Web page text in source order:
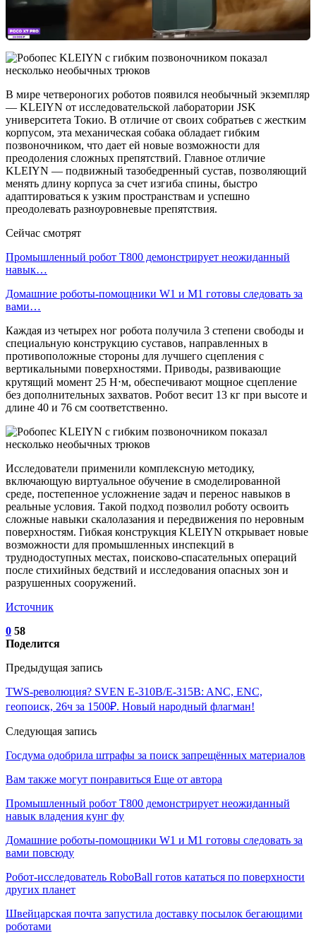
В мире четвероногих роботов появился необычный экземпляр
— KLEIYN от исследовательской лаборатории JSK
университета Токио. В отличие от своих собратьев с жестким
корпусом, эта механическая собака обладает гибким
позвоночником, что дает ей новые возможности для
преодоления сложных препятствий. Главное отличие
KLEIYN — подвижный тазобедренный сустав, позволяющий
менять длину корпуса за счет изгиба спины, быстро
адаптироваться к узким пространствам и успешно
преодолевать разноуровневые препятствия.
Сейчас смотрят
Промышленный робот Т800 демонстрирует неожиданный
навык…
Домашние роботы-помощники W1 и M1 готовы следовать за
вами…
Каждая из четырех ног робота получила 3 степени свободы и
специальную конструкцию суставов, направленных в
противоположные стороны для лучшего сцепления с
вертикальными поверхностями. Приводы, развивающие
крутящий момент 25 Н⋅м, обеспечивают мощное сцепление
без дополнительных захватов. Робот весит 13 кг при высоте и
длине 40 и 76 см соответственно.
Исследователи применили комплексную методику,
включающую виртуальное обучение в смоделированной
среде, постепенное усложнение задач и перенос навыков в
реальные условия. Такой подход позволил роботу освоить
сложные навыки скалолазания и передвижения по неровным
поверхностям. Гибкая конструкция KLEIYN открывает новые
возможности для промышленных инспекций в
труднодоступных местах, поисково-спасательных операций
после стихийных бедствий и исследования опасных зон и
разрушенных сооружений.
Источник
0 58
Поделится
Предыдущая запись
TWS-революция? SVEN E-310B/E-315B: ANC, ENC,
геопоиск, 26ч за 1500₽. Новый народный флагман!
Следующая запись
Госдума одобрила штрафы за поиск запрещённых материалов
Вам также могут понравиться Еще от автора
Промышленный робот Т800 демонстрирует неожиданный
навык владения кунг фу
Домашние роботы-помощники W1 и M1 готовы следовать за
вами повсюду
Робот-исследователь RoboBall готов кататься по поверхности
других планет
Швейцарская почта запустила доставку посылок бегающими
роботами